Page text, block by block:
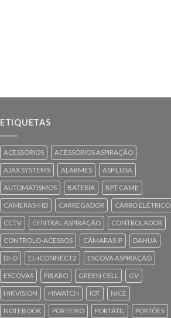
ETIQUETAS
ACESSÓRIOS ACESSÓRIOS ASPIRAÇÃO
AJAX SYSTEMS ALARMES ASPILUSA
AUTOMATISMOS BATERIA BPT CAME
CAMERAS-HD CARREGADOR CARRO ELÉTRICO
CCTV CENTRAL ASPIRAÇÃO CONTROLADOR
CONTROLO-ACESSOS CÂMARAS IP DAHUA
DI-O EL-ICONNECT2 ESCOVA ASPIRAÇÃO
ESCOVAS FIBARO GREEN CELL GV
HIKVISION HIWATCH IOT NICE
NOTEBOOK PORTEIRO PORTÁTIL PORTÕES